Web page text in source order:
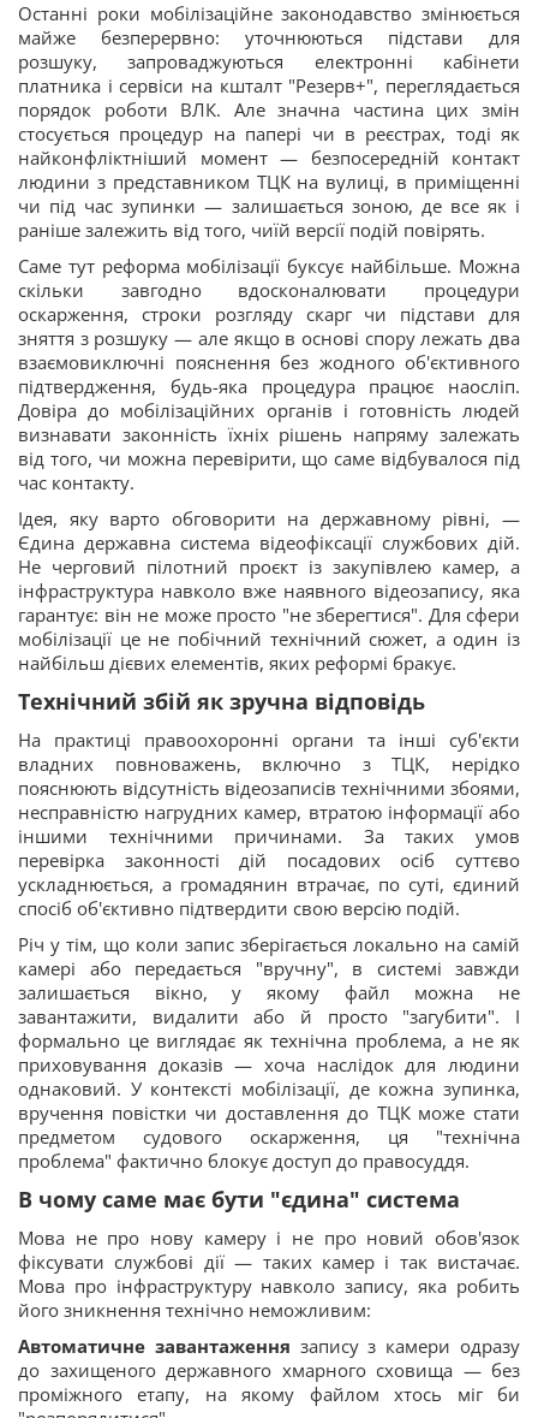
Останні роки мобілізаційне законодавство змінюється
майже безперервно: уточнюються підстави для
розшуку, запроваджуються електронні кабінети
платника і сервіси на кшталт "Резерв+", переглядається
порядок роботи ВЛК. Але значна частина цих змін
стосується процедур на папері чи в реєстрах, тоді як
найконфліктніший момент — безпосередній контакт
людини з представником ТЦК на вулиці, в приміщенні
чи під час зупинки — залишається зоною, де все як і
раніше залежить від того, чиїй версії подій повірять.
Саме тут реформа мобілізації буксує найбільше. Можна
скільки завгодно вдосконалювати процедури
оскарження, строки розгляду скарг чи підстави для
зняття з розшуку — але якщо в основі спору лежать два
взаємовиключні пояснення без жодного об'єктивного
підтвердження, будь-яка процедура працює наосліп.
Довіра до мобілізаційних органів і готовність людей
визнавати законність їхніх рішень напряму залежать
від того, чи можна перевірити, що саме відбувалося під
час контакту.
Ідея, яку варто обговорити на державному рівні, —
Єдина державна система відеофіксації службових дій.
Не черговий пілотний проєкт із закупівлею камер, а
інфраструктура навколо вже наявного відеозапису, яка
гарантує: він не може просто "не зберегтися". Для сфери
мобілізації це не побічний технічний сюжет, а один із
найбільш дієвих елементів, яких реформі бракує.
Технічний збій як зручна відповідь
На практиці правоохоронні органи та інші суб'єкти
владних повноважень, включно з ТЦК, нерідко
пояснюють відсутність відеозаписів технічними збоями,
несправністю нагрудних камер, втратою інформації або
іншими технічними причинами. За таких умов
перевірка законності дій посадових осіб суттєво
ускладнюється, а громадянин втрачає, по суті, єдиний
спосіб об'єктивно підтвердити свою версію подій.
Річ у тім, що коли запис зберігається локально на самій
камері або передається "вручну", в системі завжди
залишається вікно, у якому файл можна не
завантажити, видалити або й просто "загубити". І
формально це виглядає як технічна проблема, а не як
приховування доказів — хоча наслідок для людини
однаковий. У контексті мобілізації, де кожна зупинка,
вручення повістки чи доставлення до ТЦК може стати
предметом судового оскарження, ця "технічна
проблема" фактично блокує доступ до правосуддя.
В чому саме має бути "єдина" система
Мова не про нову камеру і не про новий обов'язок
фіксувати службові дії — таких камер і так вистачає.
Мова про інфраструктуру навколо запису, яка робить
його зникнення технічно неможливим:
Автоматичне завантаження запису з камери одразу
до захищеного державного хмарного сховища — без
проміжного етапу, на якому файлом хтось міг би